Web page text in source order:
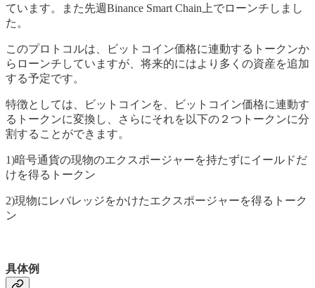
ています。また先週Binance Smart Chain上でローンチしまし
た。
このプロトコルは、ビットコイン価格に連動するトークンか
らローンチしていますが、将来的にはより多くの資産を追加
する予定です。
特徴としては、ビットコインを、ビットコイン価格に連動す
るトークンに変換し、さらにそれを以下の２つトークンに分
割することができます。
1)暗号通貨の現物のエクスポージャーを持たずにイールドだ
けを得るトークン
2)現物にレバレッジをかけたエクスポージャーを得るトーク
ン
具体例